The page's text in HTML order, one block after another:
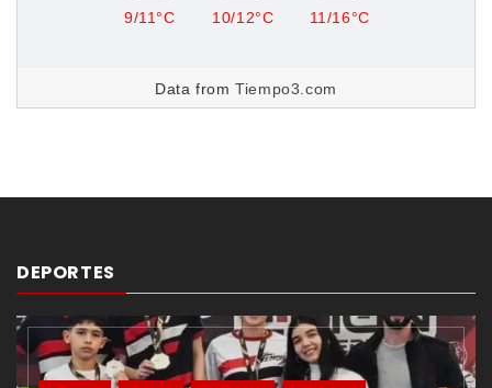
9/11°C 10/12°C 11/16°C
Data fromTiempo3.com
DEPORTES